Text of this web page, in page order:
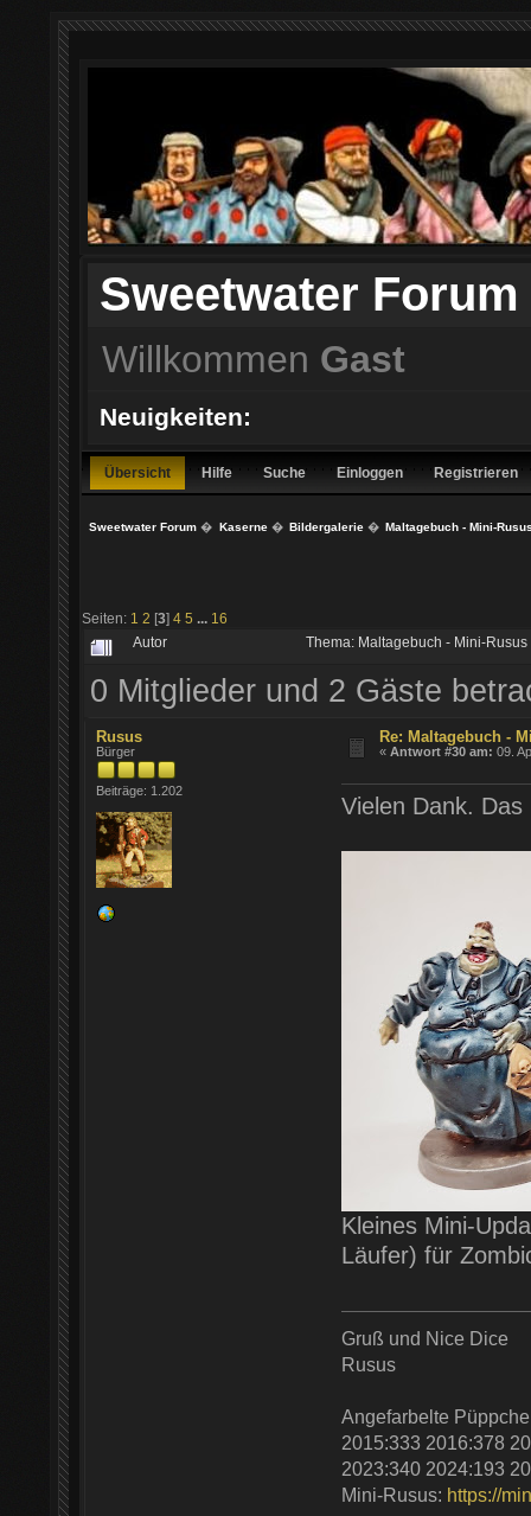
Sweetwater Forum
Willkommen Gast
Neuigkeiten:
Übersicht Hilfe Suche Einloggen Registrieren
Sweetwater Forum � Kaserne� Bildergalerie� Maltagebuch - Mini-
Seiten: 1 2 [3] 4 5 ... 16
Autor Thema: Maltagebuch - Mini-
0 Mitglieder und 2 Gäste
Rusus
Bürger
Beiträge: 1.202
Re: Maltagebuch -
«Antwort #30 am: 09.
Vielen Dank.
Kleines Mini-
Läufer) für
Gruß und Nice Dice
Rusus
Angefarbelte
2015:333 2016:378
2023:340 2024:193
Mini-Rusus: https://